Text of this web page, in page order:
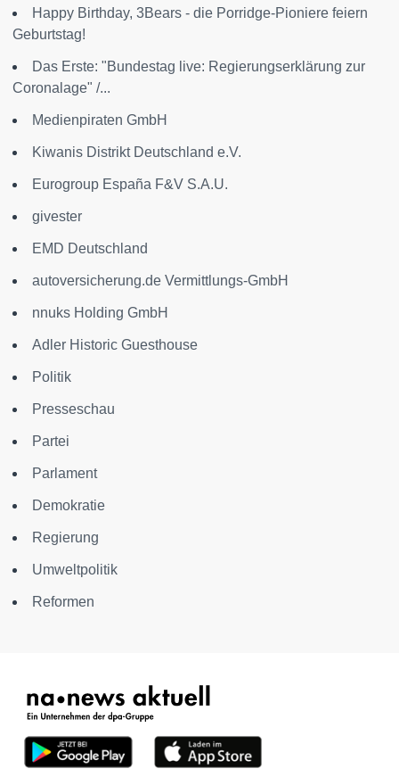
Happy Birthday, 3Bears - die Porridge-Pioniere feiern
Geburtstag!
Das Erste: "Bundestag live: Regierungserklärung zur
Coronalage" /...
Medienpiraten GmbH
Kiwanis Distrikt Deutschland e.V.
Eurogroup España F&V S.A.U.
givester
EMD Deutschland
autoversicherung.de Vermittlungs-GmbH
nnuks Holding GmbH
Adler Historic Guesthouse
Politik
Presseschau
Partei
Parlament
Demokratie
Regierung
Umweltpolitik
Reformen